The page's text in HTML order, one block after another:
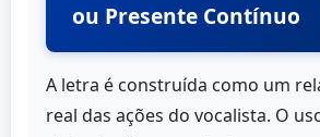
ou Presente Contínuo
A letra é construída como um
real das ações do vocalista. O